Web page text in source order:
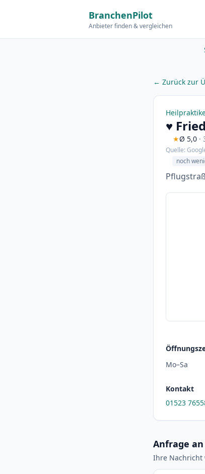
BranchenPilot
Anbieter finden & vergleichen
← Zurück zur
♥️
★Ø 5,0
Quelle:
noch
Mo–Sa
Kontakt
01523
Anfrage
Ihre Nachricht